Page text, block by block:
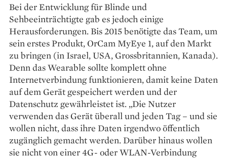
Bei der Entwicklung für Blinde und
Sehbeeinträchtigte gab es jedoch einige
Herausforderungen. Bis 2015 benötigte das Team, um
sein erstes Produkt, OrCam MyEye 1, auf den Markt
zu bringen (in Israel, USA, Grossbritannien, Kanada).
Denn das Wearable sollte komplett ohne
Internetverbindung funktionieren, damit keine Daten
auf dem Gerät gespeichert werden und der
Datenschutz gewährleistet ist. „Die Nutzer
verwenden das Gerät überall und jeden Tag – und sie
wollen nicht, dass ihre Daten irgendwo öffentlich
zugänglich gemacht werden. Darüber hinaus wollen
sie nicht von einer 4G- oder WLAN-Verbindung